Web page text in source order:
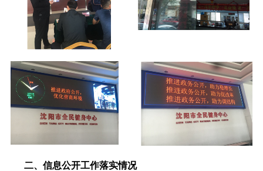
二、信息公开工作落实情况